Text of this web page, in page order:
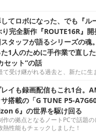
てロボになった、でも『ル
完全新作『ROUTE16R』開
タッフが語るシリーズの魂
1人のために手作業で直し
セット”の話
て受け継がれる過去と、新たに生
イも録画配信もこれ1台。
搭載の「G TUNE P5-
6』の世界を駆け回る
作の拠点となるノートPCで話題
熱性能もチェックしました！